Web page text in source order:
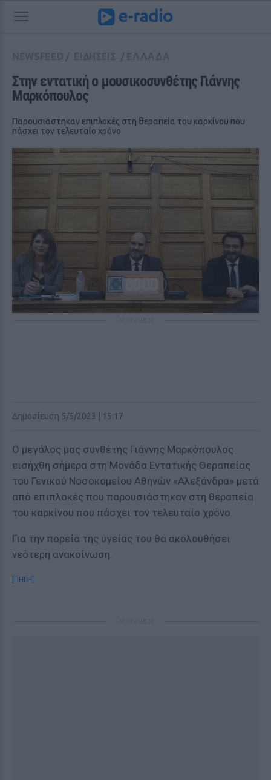
Στην εντατική ο μουσικοσυνθέτης Γιάννης
Μαρκόπουλος
Παρουσιάστηκαν επιπλοκές στη θεραπεία του καρκίνου που
πάσχει τον τελευταίο χρόνο
Δημοσίευση 5/5/2023 | 15:17
Ο μεγάλος μας συνθέτης Γιάννης Μαρκόπουλος
εισήχθη σήμερα στη Μονάδα Εντατικής Θεραπείας
του Γενικού Νοσοκομείου Αθηνών «Αλεξάνδρα» μετά
από επιπλοκές που παρουσιάστηκαν στη θεραπεία
του καρκίνου που πάσχει τον τελευταίο χρόνο.
Για την πορεία της υγείας του θα ακολουθήσει
νεότερη ανακοίνωση.
[ΠΗΓΗ]